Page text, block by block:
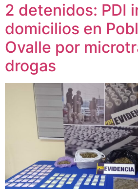
2 detenidos: PDI
domicilios en
Ovalle por
drogas